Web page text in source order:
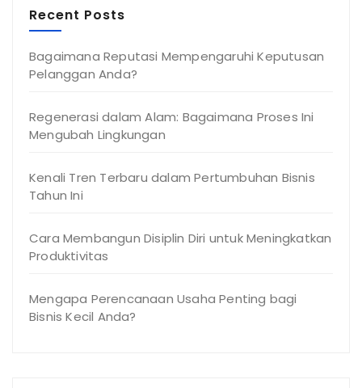
Recent Posts
Bagaimana Reputasi Mempengaruhi Keputusan
Pelanggan Anda?
Regenerasi dalam Alam: Bagaimana Proses Ini
Mengubah Lingkungan
Kenali Tren Terbaru dalam Pertumbuhan Bisnis
Tahun Ini
Cara Membangun Disiplin Diri untuk Meningkatkan
Produktivitas
Mengapa Perencanaan Usaha Penting bagi
Bisnis Kecil Anda?